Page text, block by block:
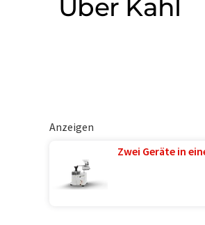
Über Kahl
Anzeigen
Zwei Geräte in